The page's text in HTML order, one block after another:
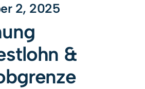
2, 2025
&